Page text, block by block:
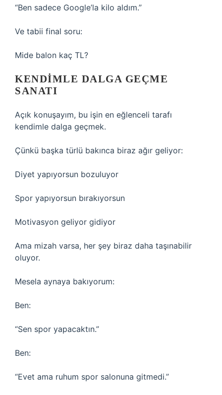
“Ben sadece Google’la kilo aldım.”
Ve tabii final soru:
Mide balon kaç TL?
KENDIMLE DALGA GEÇME
SANATI
Açık konuşayım, bu işin en eğlenceli tarafı
kendimle dalga geçmek.
Çünkü başka türlü bakınca biraz ağır geliyor:
Diyet yapıyorsun bozuluyor
Spor yapıyorsun bırakıyorsun
Motivasyon geliyor gidiyor
Ama mizah varsa, her şey biraz daha taşınabilir
oluyor.
Mesela aynaya bakıyorum:
Ben:
“Sen spor yapacaktın.”
Ben:
“Evet ama ruhum spor salonuna gitmedi.”